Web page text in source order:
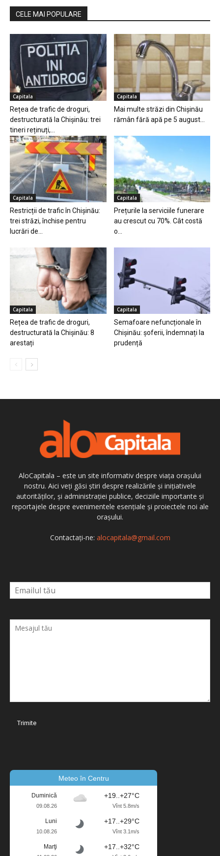
CELE MAI POPULARE
Capitala
Rețea de trafic de droguri,
destructurată la Chișinău: trei
tineri reținuți,...
Capitala
Mai multe străzi din Chișinău
rămân fără apă pe 5 august...
Capitala
Restricții de trafic în Chișinău:
trei străzi, închise pentru
lucrări de...
Capitala
Prețurile la serviciile funerare
au crescut cu 70%. Cât costă
o...
Capitala
Rețea de trafic de droguri,
destructurată la Chișinău: 8
arestați
Capitala
Semafoare nefuncționale în
Chișinău: șoferii, îndemnați la
prudență
AloCapitala – este un site informativ despre viața orașului
nostru. Aici veți găsi știri despre realizările și inițiativele
autorităților, și administrației publice, deciziile importante și
reportajele despre evenimentele esențiale și proiectele noi ale
orașului.
Contactați-ne: alocapitala@gmail.com
Meteo în Centru
Duminică
09.08.26
+19..+27°C
Vînt 5.8m/s
Luni
10.08.26
+17..+29°C
Vînt 3.1m/s
Marţi +17..+32°C